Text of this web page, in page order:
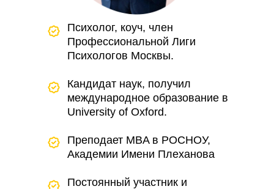
Психолог, коуч, член
Профессиональной Лиги
Психологов Москвы.
Кандидат наук, получил
международное образование в
University of Oxford.
Преподает MBA в РОСНОУ,
Академии Имени Плеханова
Постоянный участник и